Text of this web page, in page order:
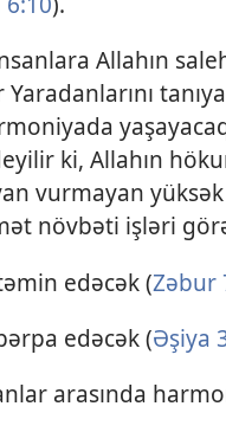
Allahın
ki, Allahın
vurmayan
növbəti işləri
edəcək (Zəbur
edəcək (Əşiya
arasında